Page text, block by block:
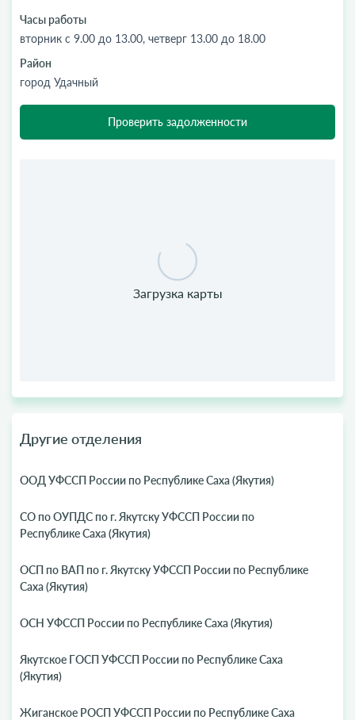
Часы работы
вторник с 9.00 до 13.00, четверг 13.00 до 18.00
Район
город Удачный
Проверить задолженности
Другие отделения
ООД УФССП России по Республике Саха (Якутия)
СО по ОУПДС по г. Якутску УФССП России по
Республике Саха (Якутия)
ОСП по ВАП по г. Якутску УФССП России по Республике
Саха (Якутия)
ОСН УФССП России по Республике Саха (Якутия)
Якутское ГОСП УФССП России по Республике Саха
(Якутия)
Жиганское РОСП УФССП России по Республике Саха